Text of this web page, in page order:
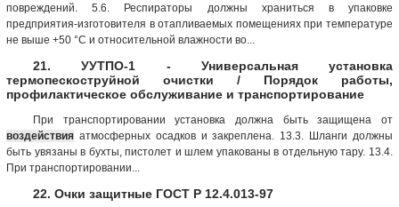
повреждений. 5.6. Респираторы должны храниться в упаковке
предприятия-изготовителя в отапливаемых помещениях при температуре
не выше +50 °С и относительной влажности во...
21. УУТПО-1 - Универсальная установка
термопескоструйной очистки / Порядок работы,
профилактическое обслуживание и транспортирование
При транспортировании установка должна быть защищена от
воздействия атмосферных осадков и закреплена. 13.3. Шланги должны
быть увязаны в бухты, пистолет и шлем упакованы в отдельную тару. 13.4.
При транспортировании...
22. Очки защитные ГОСТ Р 12.4.013-97